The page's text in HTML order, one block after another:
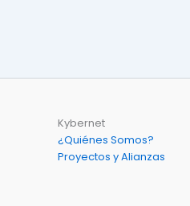
Kybernet
¿Quiénes Somos?
Proyectos y Alianzas